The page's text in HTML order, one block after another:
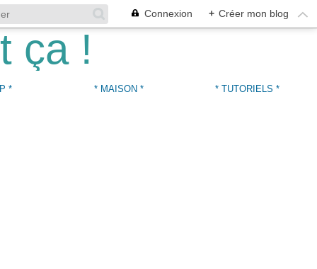
Connexion + Créer mon blog
* * MAISON * * TUTORIELS *